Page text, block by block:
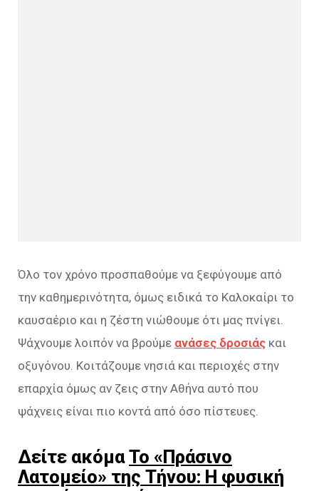
Όλο τον χρόνο προσπαθούμε να ξεφύγουμε από
την καθημερινότητα, όμως ειδικά το Καλοκαίρι το
καυσαέριο και η ζέστη νιώθουμε ότι μας πνίγει.
Ψάχνουμε λοιπόν να βρούμε ανάσες δροσιάς και
οξυγόνου. Κοιτάζουμε νησιά και περιοχές στην
επαρχία όμως αν ζεις στην Αθήνα αυτό που
ψάχνεις είναι πιο κοντά από όσο πίστευες.
Δείτε ακόμαΤο «Πράσινο
Λατομείο» της Τήνου: Η φυσική